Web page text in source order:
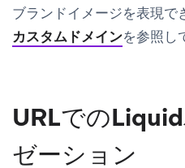
ブランドイメージを表現で
カスタムドメインを参照し
URLでの
ゼーション